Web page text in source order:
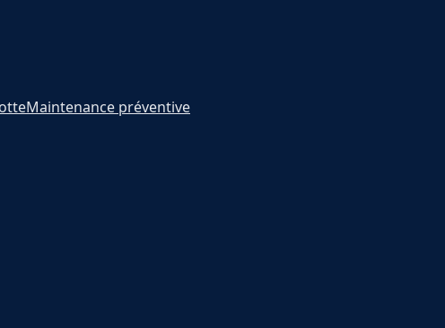
Maintenance préventive